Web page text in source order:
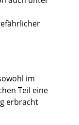
im
Teil eine
erbracht